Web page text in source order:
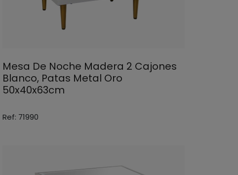
Mesa De Noche Madera 2 Cajones
Blanco, Patas Metal Oro
50x40x63cm
Ref: 71990